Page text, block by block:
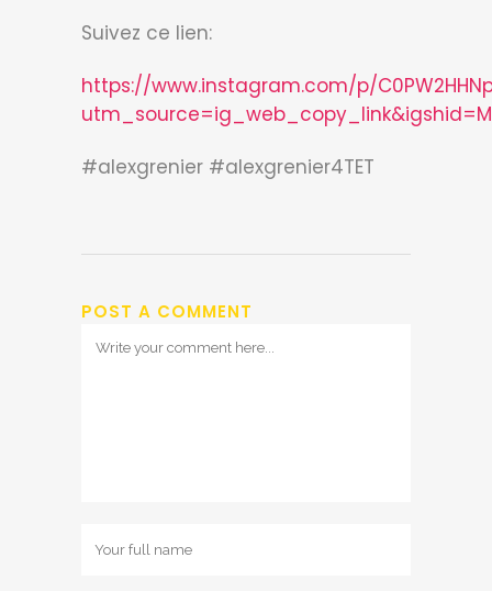
Suivez ce lien:
https://www.instagram.com/p/
#alexgrenier #alexgrenier4TET
POST A COMMENT